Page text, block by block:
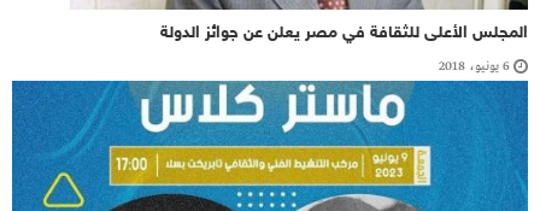
المجلس الأعلى للثقافة في مصر يعلن عن جوائز الدولة
6 يونيو، 2018